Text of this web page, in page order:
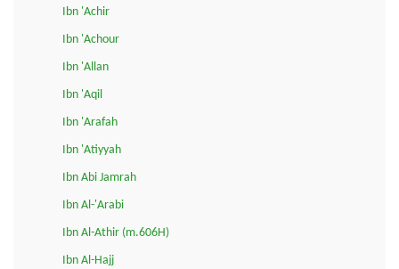
Ibn 'Achir
Ibn 'Achour
Ibn 'Allan
Ibn 'Aqil
Ibn 'Arafah
Ibn 'Atiyyah
Ibn Abi Jamrah
Ibn Al-'Arabi
Ibn Al-Athir (m.606H)
Ibn Al-Hajj